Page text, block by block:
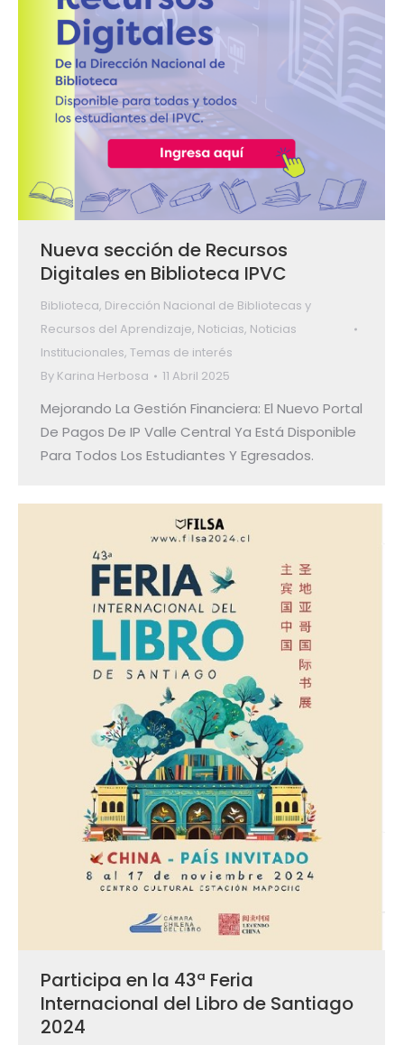
Nueva sección de Recursos
Digitales en Biblioteca IPVC
Biblioteca, Dirección Nacional de Bibliotecas y
Recursos del Aprendizaje, Noticias, Noticias
Institucionales, Temas de interés
By Karina Herbosa 11 Abril 2025
Mejorando La Gestión Financiera: El Nuevo Portal
De Pagos De IP Valle Central Ya Está Disponible
Para Todos Los Estudiantes Y Egresados.
Participa en la 43ª Feria
Internacional del Libro de Santiago
2024